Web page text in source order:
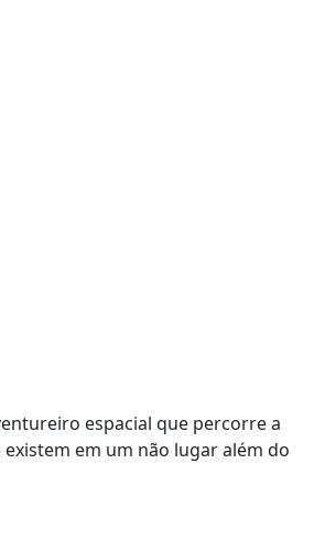
espacial que percorre a
em um não lugar além do